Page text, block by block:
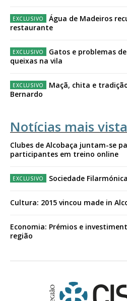
Água de Madeiros
restaurante
Gatos e problemas
queixas na vila
Maçã, chita e
Bernardo
Notícias mais
Clubes de Alcobaça juntam-se
participantes em treino online
Sociedade
Cultura: 2015 vincou made in
Economia: Prémios e
região